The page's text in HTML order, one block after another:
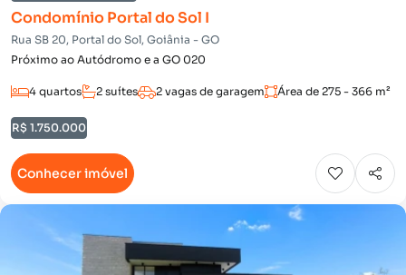
Condomínio Portal do Sol I
Rua SB 20, Portal do Sol, Goiânia - GO
Próximo ao Autódromo e a GO 020
4 quartos 2 suítes 2 vagas de garagem Área de 275 - 366 m²
R$ 1.750.000
Conhecer imóvel